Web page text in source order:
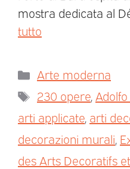
mostra dedicata al
tutto
Arte moderna
230 opere
arti applicate arti
decorazioni murali
des Arts Decoratifs